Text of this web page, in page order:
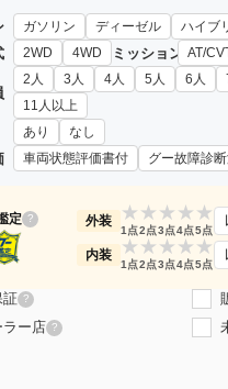
ガソリン ディーゼル ハイブ
2WD 4WD ミッション AT/
2人 3人 4人 5人 6人
11人以上
あり なし
車両状態評価書付 グー故障診
定 ? 外装 ★
1点
★
2点
★
3点
★
4点
★
5点
内装 ★
1点
★
2点
★
3点
★
4点
★
5点
証 ?
ラー店 ?